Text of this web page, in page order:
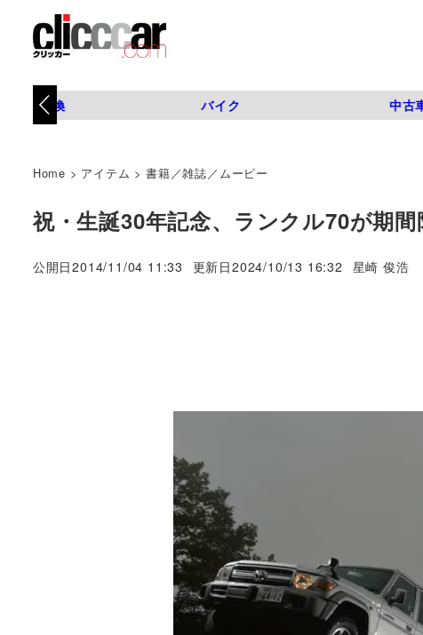
タイヤ交換 バイク 中古
Home > アイテム >書籍／雑誌／ムービー
祝・生誕30年記念、ランクル70が期間
公開日2014/11/04 11:33 更新日2024/10/13 16:32
著
星崎 俊浩